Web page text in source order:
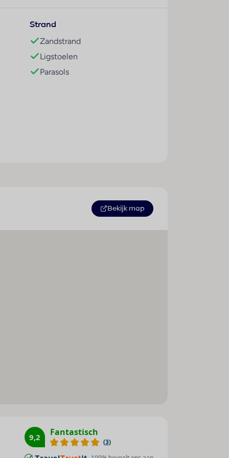
beschikbaar waaronder
Het verblijf biedt met tafeltennis en
zoals bijvoorbeeld spa, een
powered by www.giata.com
een bar. Er kan halfpension worden
Strand
Zandstrand
Ligstoelen
Parasols
Surfen : 1
Bekijk map
9,2 Fantastisch
(3)